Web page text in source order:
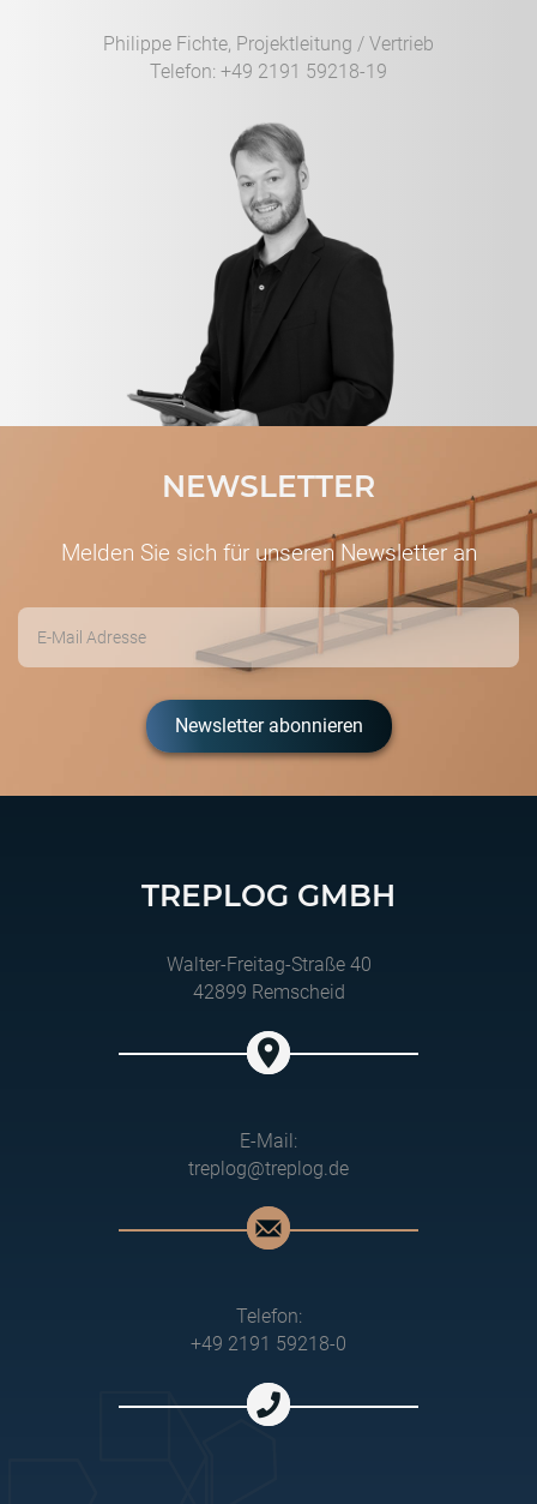
Philippe Fichte, Projektleitung / Vertrieb
Telefon: +49 2191 59218-19
NEWSLETTER
Melden Sie sich für unseren Newsletter an
Newsletter abonnieren
TREPLOG GMBH
Walter-Freitag-Straße 40
42899 Remscheid
E-Mail:
treplog@treplog.de
Telefon:
+49 2191 59218-0